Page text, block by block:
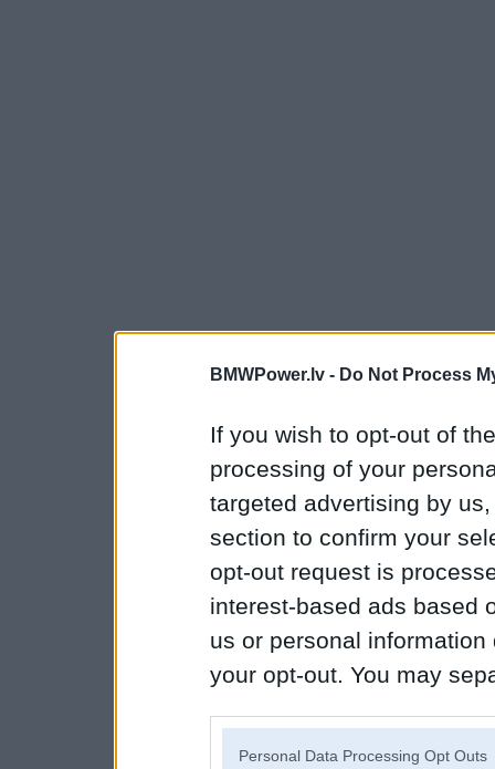
BMWPower.lv - Do Not Process
If you wish to opt-out of
processing of your
targeted advertising by
section to confirm your
opt-out request is
interest-based ads based
us or personal
your opt-out. You may
Personal Data Processing Opt Outs